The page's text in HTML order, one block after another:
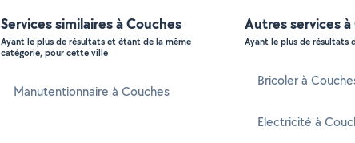
Services similaires à Couches
Ayant le plus de résultats et étant de la même
catégorie, pour cette ville
Manutentionnaire à Couches
Autres services
Ayant le plus de résultats
Bricoler à
Electricité à